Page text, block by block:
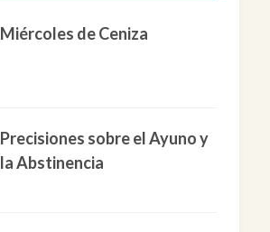
Miércoles de Ceniza
Precisiones sobre el Ayuno y
la Abstinencia